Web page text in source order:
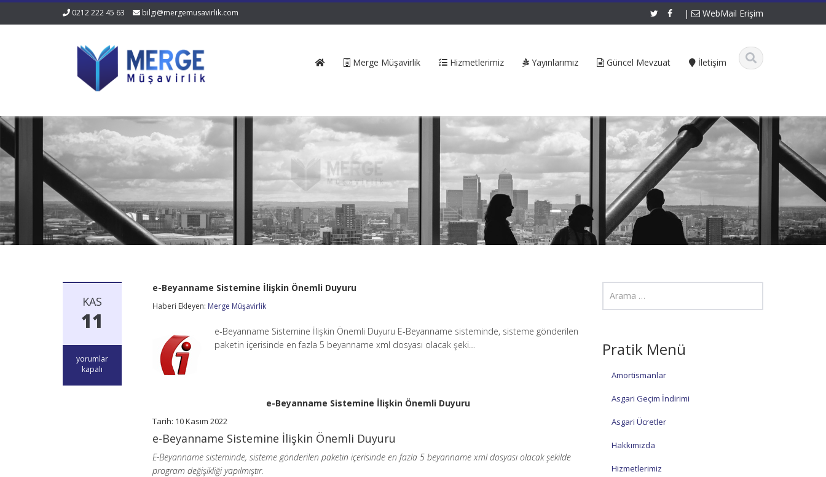
0212 222 45 63 bilgi@mergemusavirlik.com | WebMail Erişim
Merge Müşavirlik Hizmetlerimiz Yayınlarımız Güncel Mevzuat İletişim
KAS
11
e-
Beyanname
yorumlar
kapalı
e-Beyanname Sistemine İlişkin Önemli Duyuru
Haberi Ekleyen: Merge Müşavirlik
e-Beyanname Sistemine İlişkin Önemli Duyuru E-Beyanname sisteminde, sisteme gönderilen
paketin içerisinde en fazla 5 beyanname xml dosyası olacak şeki…
e-Beyanname Sistemine İlişkin Önemli Duyuru
Tarih: 10 Kasım 2022
e-Beyanname Sistemine İlişkin Önemli Duyuru
E-Beyanname sisteminde, sisteme gönderilen paketin içerisinde en fazla 5 beyanname xml dosyası olacak şekilde
program değişikliği yapılmıştır.
Pratik Menü
Amortismanlar
Asgari Geçim İndirimi
Asgari Ücretler
Hakkımızda
Hizmetlerimiz